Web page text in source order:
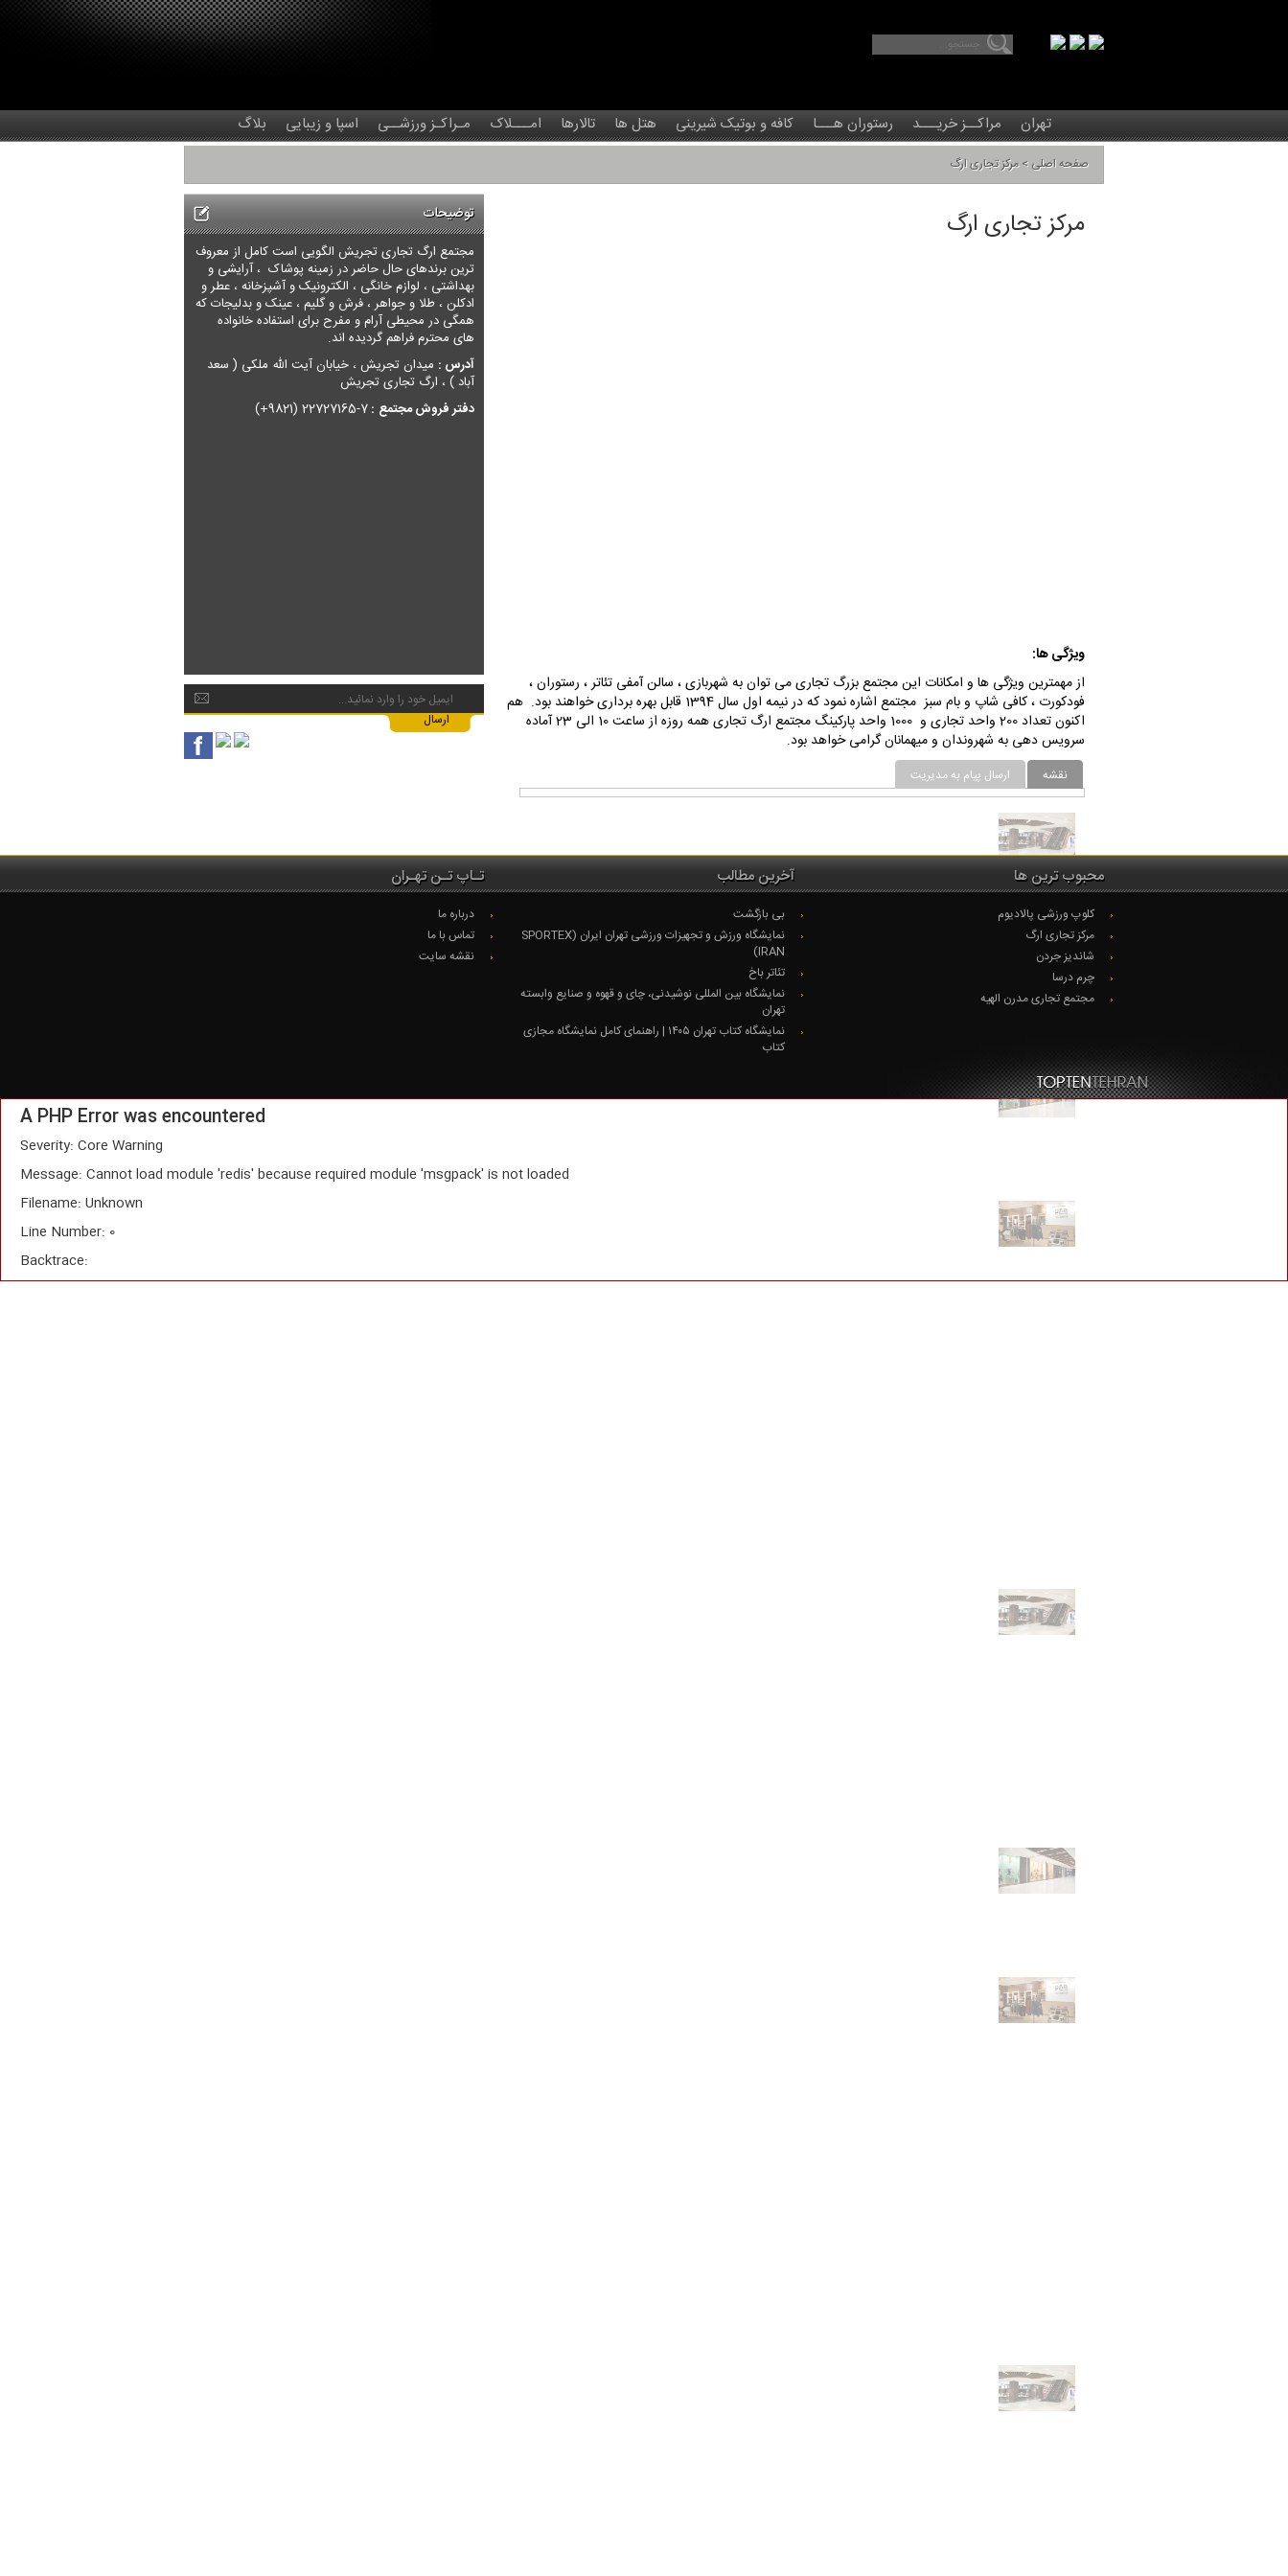
تهران مراکــز خریـــد رستوران هـــا کافه و بوتیک شیرینی هتل ها تالارها امـــلاک مـراکـز ورزشــی اسپا و زیبایی بلاگ
صفحه اصلی > مرکز تجاری ارگ
توضیحات
مجتمع ارگ تجاری تجریش الگویی است کامل از معروف
ترین برندهای حال حاضر در زمینه پوشاک ، آرایشی و
بهداشتی ، لوازم خانگی ، الکترونیک و آشپزخانه ، عطر و
ادکلن ، طلا و جواهر ، فرش و گلیم ، عینک و بدلیجات که
همگی در محیطی آرام و مفرح برای استفاده خانواده
های محترم فراهم گردیده اند.
آدرس : میدان تجریش ، خیابان آیت الله ملکی ( سعد
آباد ) ، ارگ تجاری تجریش
دفتر فروش مجتمع :
7-22727165 (9821+)
مرکز تجاری ارگ
ویژگی ها:
از مهمترین ویژگی ها و امکانات این مجتمع بزرگ تجاری می توان به شهربازی ، سالن آمفی تئاتر ، رستوران ،
فودکورت ، کافی شاپ و بام سبز مجتمع اشاره نمود که در نیمه اول سال 1394 قابل بهره برداری خواهند بود. هم
اکنون تعداد 200 واحد تجاری و 1000 واحد پارکینگ مجتمع ارگ تجاری همه روزه از ساعت 10 الی 23 آماده
سرویس دهی به شهروندان و میهمانان گرامی خواهد بود.
نقشه ارسال پیام به مدیریت
تـاپ تـن تهـران
درباره ما
تماس با ما
نقشه سایت
آخرین مطالب
بی بازگشت
نمایشگاه ورزش و تجهیزات ورزشی تهران ایران (SPORTEX
IRAN)
تئاتر باخ
نمایشگاه بین المللی نوشیدنی، چای و قهوه و صنایع وابسته
تهران
نمایشگاه کتاب تهران ۱۴۰۵ | راهنمای کامل نمایشگاه مجازی
کتاب
محبوب ترین ها
کلوپ ورزشی پالادیوم
مرکز تجاری ارگ
شاندیز جردن
چرم درسا
مجتمع تجاری مدرن الهیه
A PHP Error was encountered
Severity: Core Warning
Message: Cannot load module 'redis' because required module 'msgpack' is not loaded
Filename: Unknown
Line Number: 0
Backtrace: